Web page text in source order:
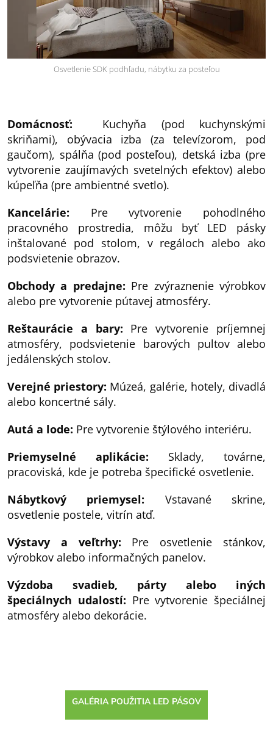
Osvetlenie SDK podhľadu, nábytku za posteľou
Domácnosť:
Kuchyňa (pod kuchynskými
skriňami), obývacia izba (za televízorom, pod
gaučom), spálňa (pod posteľou), detská izba (pre
vytvorenie zaujímavých svetelných efektov) alebo
kúpeľňa (pre ambientné svetlo).
Kancelárie: Pre vytvorenie pohodlného
pracovného prostredia, môžu byť LED pásky
inštalované pod stolom, v regáloch alebo ako
podsvietenie obrazov.
Obchody a predajne: Pre zvýraznenie výrobkov
alebo pre vytvorenie pútavej atmosféry.
Reštaurácie a bary: Pre vytvorenie príjemnej
atmosféry, podsvietenie barových pultov alebo
jedálenských stolov.
Verejné priestory: Múzeá, galérie, hotely, divadlá
alebo koncertné sály.
Autá a lode: Pre vytvorenie štýlového interiéru.
Priemyselné aplikácie: Sklady, továrne,
pracoviská, kde je potreba špecifické osvetlenie.
Nábytkový priemysel: Vstavané skrine,
osvetlenie postele, vitrín atď.
Výstavy a veľtrhy: Pre osvetlenie stánkov,
výrobkov alebo informačných panelov.
Výzdoba svadieb, párty alebo iných
špeciálnych udalostí: Pre vytvorenie špeciálnej
atmosféry alebo dekorácie.
GALÉRIA POUŽITIA LED PÁSOV